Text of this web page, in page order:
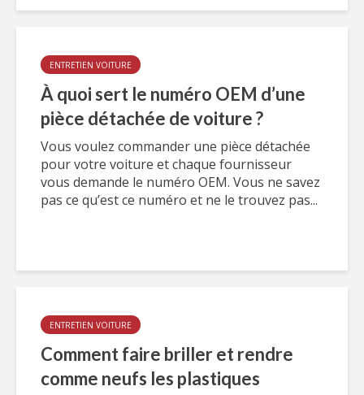
ENTRETIEN VOITURE
À quoi sert le numéro OEM d’une
pièce détachée de voiture ?
Vous voulez commander une pièce détachée
pour votre voiture et chaque fournisseur
vous demande le numéro OEM. Vous ne savez
pas ce qu’est ce numéro et ne le trouvez pas...
ENTRETIEN VOITURE
Comment faire briller et rendre
comme neufs les plastiques